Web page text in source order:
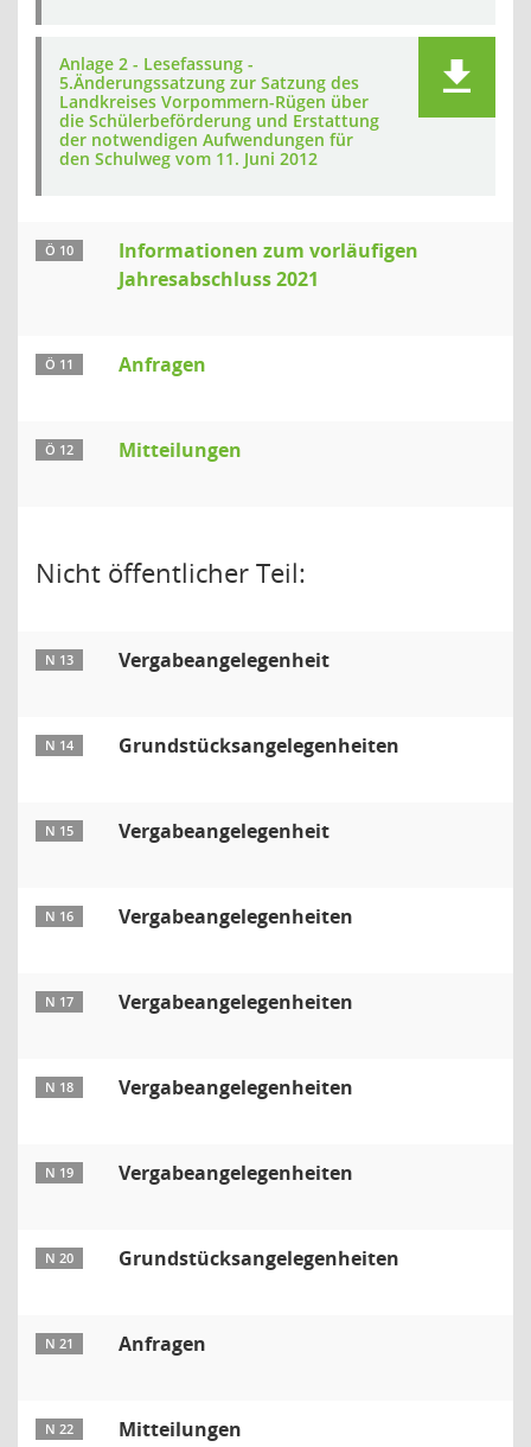
Anlage 2 - Lesefassung -
5.Änderungssatzung zur Satzung des
Landkreises Vorpommern-Rügen über
die Schülerbeförderung und Erstattung
der notwendigen Aufwendungen für
den Schulweg vom 11. Juni 2012
Ö 10
Informationen zum vorläufigen
Jahresabschluss 2021
Ö 11 Anfragen
Ö 12 Mitteilungen
Nicht öffentlicher Teil:
N 13 Vergabeangelegenheit
N 14 Grundstücksangelegenheiten
N 15 Vergabeangelegenheit
N 16 Vergabeangelegenheiten
N 17 Vergabeangelegenheiten
N 18 Vergabeangelegenheiten
N 19 Vergabeangelegenheiten
N 20 Grundstücksangelegenheiten
N 21 Anfragen
N 22 Mitteilungen